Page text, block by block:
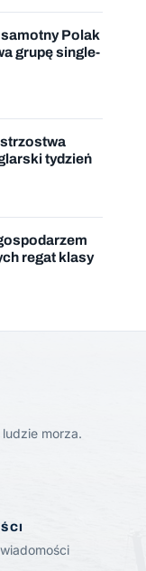
Polak
grupę single-
tydzień
regat klasy
morza.